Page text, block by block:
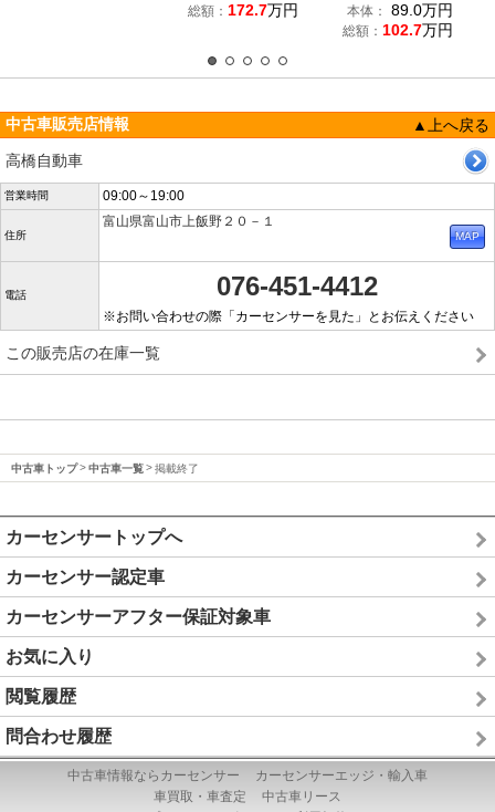
総額： 172.7万円 本体： 89.0万円
総額： 102.7万円
中古車販売店情報
▲上へ戻る
高橋自動車
営業時間 09:00～19:00
住所
富山県富山市上飯野２０－１
電話 076-451-4412
※お問い合わせの際「カーセンサーを見た」とお伝えください
この販売店の在庫一覧
中古車トップ 中古車一覧 掲載終了
カーセンサートップへ
カーセンサー認定車
カーセンサーアフター保証対象車
お気に入り
閲覧履歴
問合わせ履歴
中古車情報ならカーセンサー
カーセンサーエッジ・輸入車
車買取・車査定
中古車リース